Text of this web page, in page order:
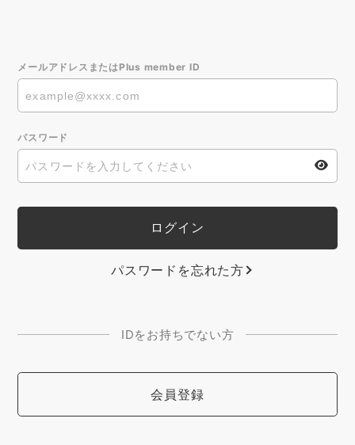
メールアドレスまたはPlus member ID
パスワード
パスワードを忘れた方
IDをお持ちでない方
会員登録